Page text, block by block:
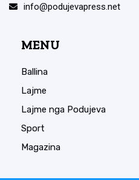
info@podujevapress.net
MENU
Ballina
Lajme
Lajme nga Podujeva
Sport
Magazina